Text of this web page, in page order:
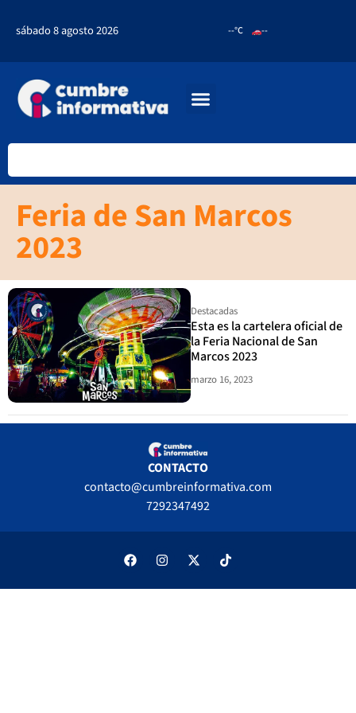
sábado 8 agosto 2026 --°C --
Feria de San Marcos
2023
Destacadas
Esta es la cartelera oficial de
la Feria Nacional de San
Marcos 2023
marzo 16, 2023
CONTACTO
contacto@cumbreinformativa.com
7292347492